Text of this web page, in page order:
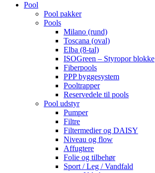
Pool
Pool pakker
Pools
Milano (rund)
Toscana (oval)
Elba (8-tal)
ISOGreen – Styropor blokke
Fiberpools
PPP byggesystem
Pooltrapper
Reservedele til pools
Pool udstyr
Pumper
Filtre
Filtermedier og DAISY
Niveau og flow
Affugtere
Folie og tilbehør
Sport / Leg / Vandfald